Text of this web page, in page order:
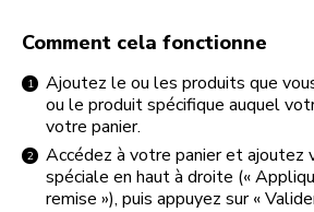
Comment cela fonctionne
Ajoutez le ou les produits que
ou le produit spécifique auquel
votre panier.
Accédez à votre panier et ajoutez
spéciale en haut à droite («
remise »), puis appuyez sur «